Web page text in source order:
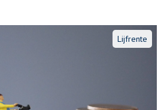
Lijfrente